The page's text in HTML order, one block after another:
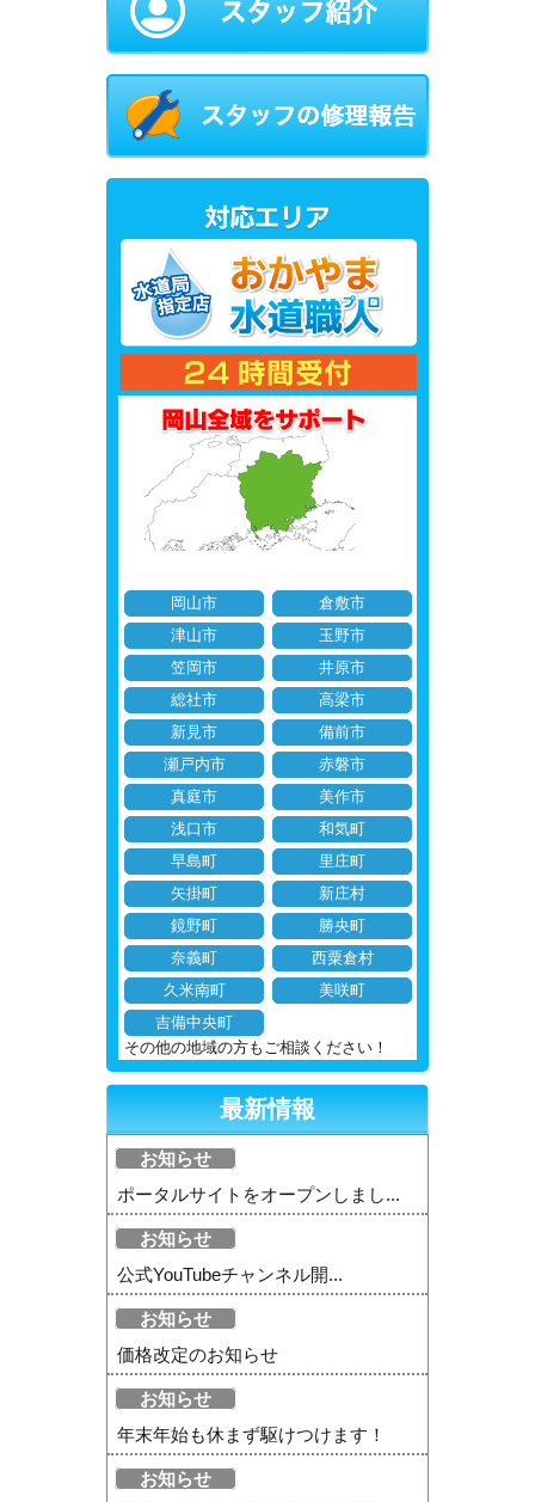
岡山市
倉敷市
津山市
玉野市
笠岡市
井原市
総社市
高梁市
新見市
備前市
瀬戸内市
赤磐市
真庭市
美作市
浅口市
和気町
早島町
里庄町
矢掛町
新庄村
鏡野町
勝央町
奈義町
西粟倉村
久米南町
美咲町
吉備中央町
その他の地域の方もご相談ください！
最新情報
お知らせ
ポータルサイトをオープンしまし...
お知らせ
公式YouTubeチャンネル開...
お知らせ
価格改定のお知らせ
お知らせ
年末年始も休まず駆けつけます！
お知らせ